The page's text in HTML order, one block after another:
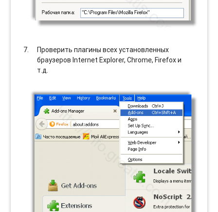
Проверить плагины всех установленных
браузеров Internet Explorer, Chrome, Firefox и
т.д.